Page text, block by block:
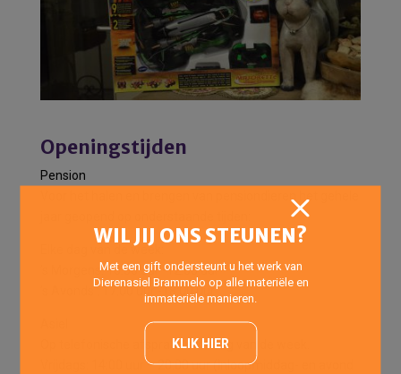
Openingstijden
Pension
Voor het halen en brengen van pensiondieren het gehele
Elke dag van de week:
’s Morgens: 10:00 uur -12:00 uur
’s Avonds : 17:00 uur -18:00 uur
Op telefonische afspraak elke dag van de week.
Vrijdags: 14:00 uur – 20:00 uur (Inloopmiddag- en avond
WIL JIJ ONS STEUNEN?
Met een gift ondersteunt u het werk van
Dierenasiel Brammelo op alle materiële en
immateriële manieren.
KLIK HIER